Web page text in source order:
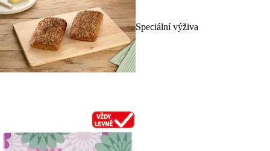
Speciální výživa